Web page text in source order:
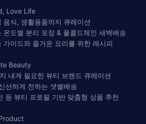
Love Life
음식, 생활용품까지 큐레이션
온도별 분리 포장 & 풀콜드체인 새벽배송
가이드와 즐거운 요리를 위한 레시피
Beauty
내게 필요한 뷰티 브랜드 큐레이션
선하게 전하는 샛별배송
등 뷰티 프로필 기반 맞춤형 상품 추천